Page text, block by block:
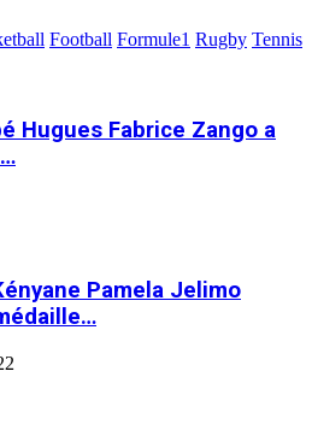
Football Formule1 Rugby Tennis
Hugues Fabrice Zango a
Pamela Jelimo